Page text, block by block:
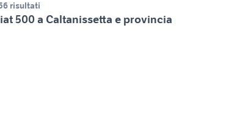
risultati
500 a Caltanissetta e provincia